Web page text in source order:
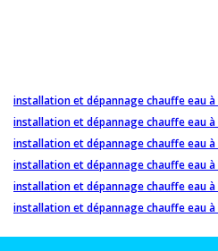
installation et dépannage chauffe eau
installation et dépannage chauffe eau
installation et dépannage chauffe eau
installation et dépannage chauffe eau
installation et dépannage chauffe eau à
installation et dépannage chauffe eau à